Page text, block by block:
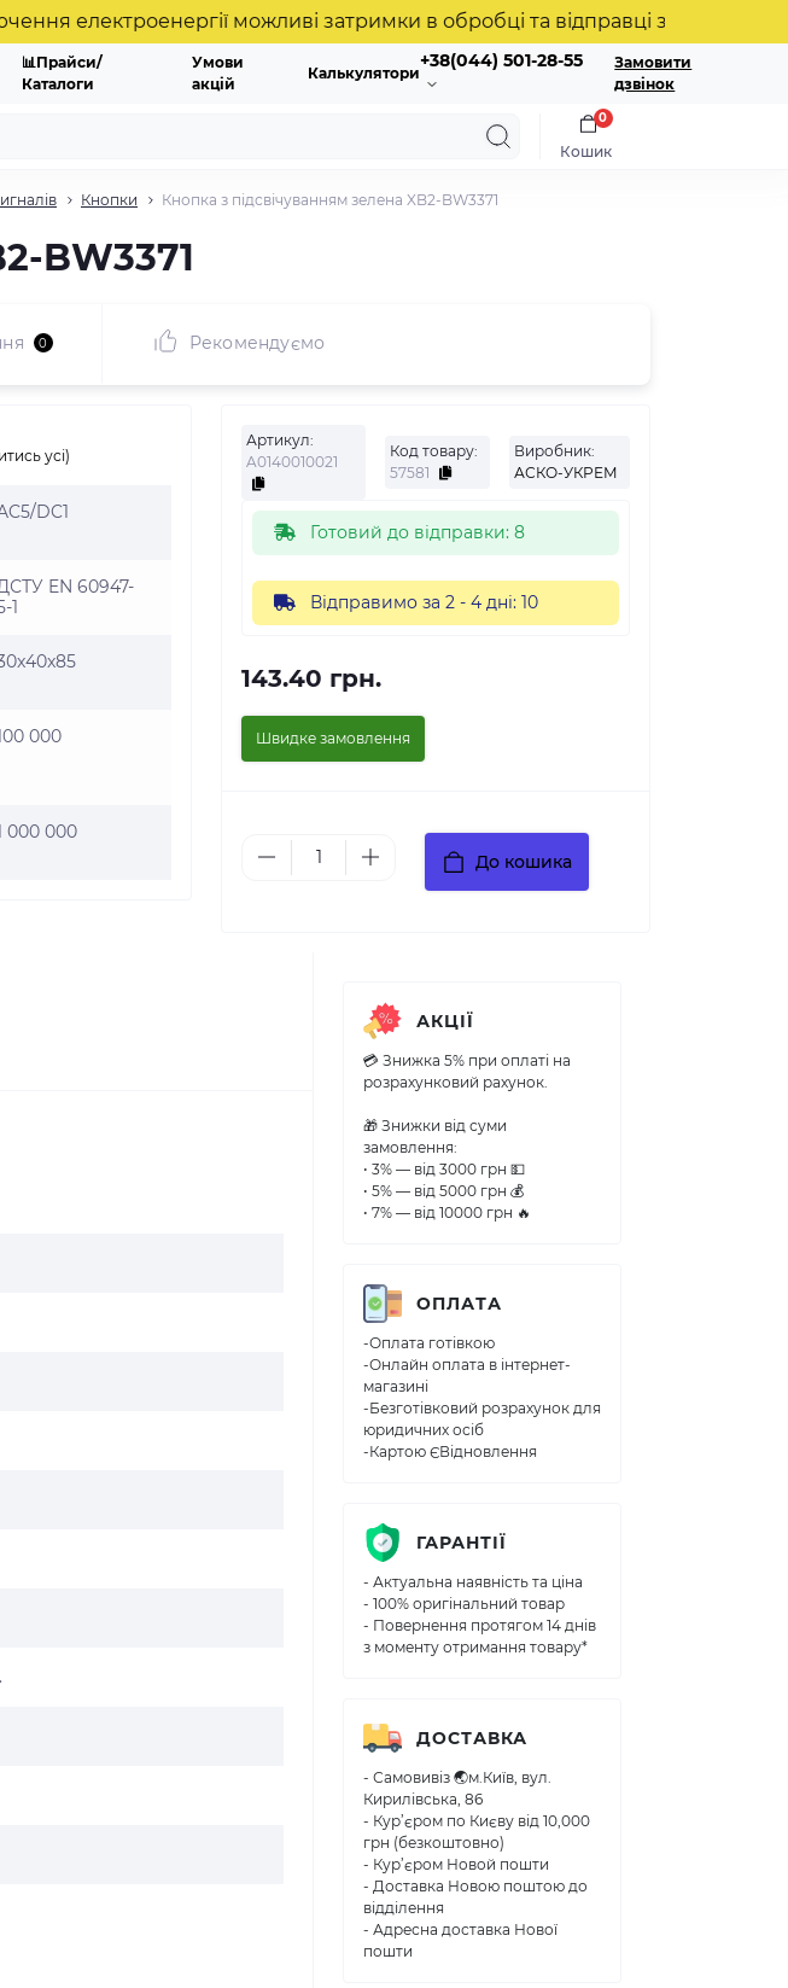
електроенергії можливі затримки в обробці та відправці замовлень.
📊Прайси/
Каталоги
Умови
акцій
Калькулятори
+38(044) 501-28-55
Замовити
дзвінок
Кошик
0
Кнопки Кнопка з підсвічуванням зелена XB2-BW3371
BW3371
0 Рекомендуємо
усі)
DC1
EN 60947-
1
000
000 000
Артикул:
A0140010021
Код товару:
57581
Виробник:
АСКО-УКРЕМ
Готовий до відправки: 8
Відправимо за 2 - 4 дні: 10
143.40 грн.
Швидке замовлення
До кошика
АКЦІЇ
💳 Знижка 5% при оплаті на
розрахунковий рахунок.
🎁 Знижки від суми
замовлення:
• 3% — від 3000 грн 💵
• 5% — від 5000 грн 💰
• 7% — від 10000 грн 🔥
ОПЛАТА
-Оплата готівкою
-Онлайн оплата в інтернет-
магазині
-Безготівковий розрахунок для
юридичних осіб
-Картою ЄВідновлення
ГАРАНТІЇ
- Актуальна наявність та ціна
- 100% оригінальний товар
- Повернення протягом 14 днів
з моменту отримання товару*
ДОСТАВКА
- Самовивіз 🌏м.Київ, вул.
Кирилівська, 86
- Кур’єром по Києву від 10,000
грн (безкоштовно)
- Кур’єром Новой пошти
- Доставка Новою поштою до
відділення
- Адресна доставка Нової
пошти